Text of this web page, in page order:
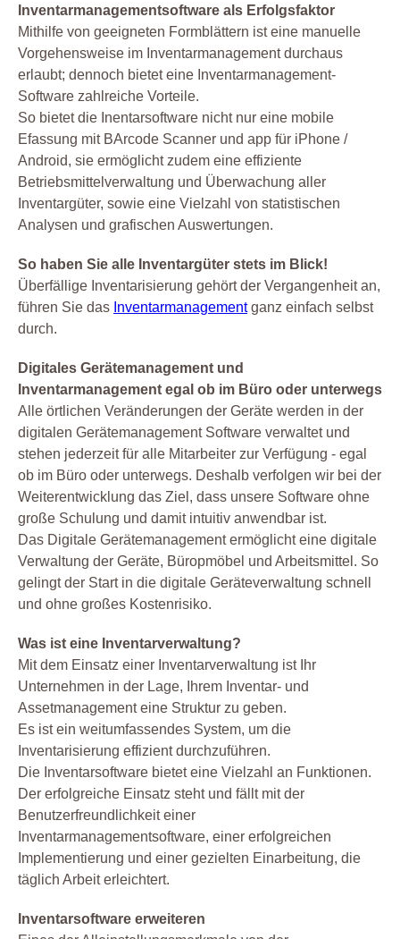
Inventarmanagementsoftware als Erfolgsfaktor
Mithilfe von geeigneten Formblättern ist eine manuelle
Vorgehensweise im Inventarmanagement durchaus
erlaubt; dennoch bietet eine Inventarmanagement-
Software zahlreiche Vorteile.
So bietet die Inentarsoftware nicht nur eine mobile
Efassung mit BArcode Scanner und app für iPhone /
Android, sie ermöglicht zudem eine effiziente
Betriebsmittelverwaltung und Überwachung aller
Inventargüter, sowie eine Vielzahl von statistischen
Analysen und grafischen Auswertungen.
So haben Sie alle Inventargüter stets im Blick!
Überfällige Inventarisierung gehört der Vergangenheit an,
führen Sie das Inventarmanagementganz einfach selbst
durch.
Digitales Gerätemanagement und
Inventarmanagement egal ob im Büro oder unterwegs
Alle örtlichen Veränderungen der Geräte werden in der
digitalen Gerätemanagement Software verwaltet und
stehen jederzeit für alle Mitarbeiter zur Verfügung - egal
ob im Büro oder unterwegs. Deshalb verfolgen wir bei der
Weiterentwicklung das Ziel, dass unsere Software ohne
große Schulung und damit intuitiv anwendbar ist.
Das Digitale Gerätemanagement ermöglicht eine digitale
Verwaltung der Geräte, Büropmöbel und Arbeitsmittel. So
gelingt der Start in die digitale Geräteverwaltung schnell
und ohne großes Kostenrisiko.
Was ist eine Inventarverwaltung?
Mit dem Einsatz einer Inventarverwaltung ist Ihr
Unternehmen in der Lage, Ihrem Inventar- und
Assetmanagement eine Struktur zu geben.
Es ist ein weitumfassendes System, um die
Inventarisierung effizient durchzuführen.
Die Inventarsoftware bietet eine Vielzahl an Funktionen.
Der erfolgreiche Einsatz steht und fällt mit der
Benutzerfreundlichkeit einer
Inventarmanagementsoftware, einer erfolgreichen
Implementierung und einer gezielten Einarbeitung, die
täglich Arbeit erleichtert.
Inventarsoftware erweiteren